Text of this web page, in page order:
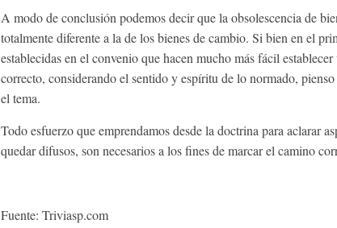
A modo de conclusión podemos decir que la obsolescencia de
totalmente diferente a la de los bienes de cambio. Si bien en el
establecidas en el convenio que hacen mucho más fácil
correcto, considerando el sentido y espíritu de lo normado,
el tema.
Todo esfuerzo que emprendamos desde la doctrina para aclarar
quedar difusos, son necesarios a los fines de marcar el camino
Fuente: Triviasp.com